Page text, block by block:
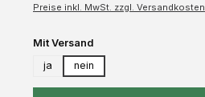
Preise inkl. MwSt. zzgl. Versandkosten
Mit Versand
ja
nein